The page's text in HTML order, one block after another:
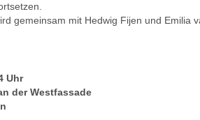
gemeinsam mit Hedwig Fijen und Emilia
Uhr
der Westfassade